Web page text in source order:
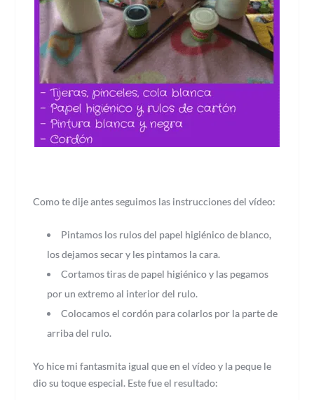
Como te dije antes seguimos las instrucciones del vídeo:
Pintamos los rulos del papel higiénico de blanco,
los dejamos secar y les pintamos la cara.
Cortamos tiras de papel higiénico y las pegamos
por un extremo al interior del rulo.
Colocamos el cordón para colarlos por la parte de
arriba del rulo.
Yo hice mi fantasmita igual que en el vídeo y la peque le
dio su toque especial. Este fue el resultado: